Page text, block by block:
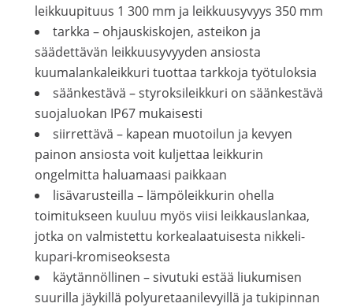
leikkuupituus 1 300 mm ja leikkuusyvyys 350 mm
tarkka – ohjauskiskojen, asteikon ja
säädettävän leikkuusyvyyden ansiosta
kuumalankaleikkuri tuottaa tarkkoja työtuloksia
säänkestävä – styroksileikkuri on säänkestävä
suojaluokan IP67 mukaisesti
siirrettävä – kapean muotoilun ja kevyen
painon ansiosta voit kuljettaa leikkurin
ongelmitta haluamaasi paikkaan
lisävarusteilla – lämpöleikkurin ohella
toimitukseen kuuluu myös viisi leikkauslankaa,
jotka on valmistettu korkealaatuisesta nikkeli-
kupari-kromiseoksesta
käytännöllinen – sivutuki estää liukumisen
suurilla jäykillä polyuretaanilevyillä ja tukipinnan